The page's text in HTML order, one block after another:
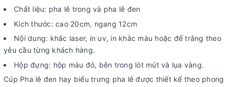
Chất liệu: pha lê trong và pha lê đen
Kích thước: cao 20cm, ngang 12cm
Nội dung: khắc laser, in uv, in khắc màu hoặc để trắng theo
yêu cầu từng khách hàng.
Hộp đựng: hộp màu đỏ, bên trong lót mút và lụa vàng.
Cúp Pha lê đen hay biểu trưng pha lê được thiết kế theo phong